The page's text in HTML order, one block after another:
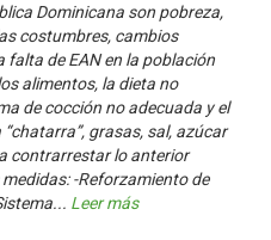
Dominicana son pobreza,
costumbres, cambios
de EAN en la población
alimentos, la dieta no
de cocción no adecuada y el
grasas, sal, azúcar
contrarrestar lo anterior
-Reforzamiento de
... Leer más